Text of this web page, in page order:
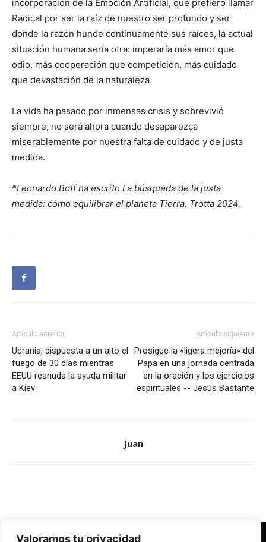
Valoramos tu privacidad
incorporación de la Emoción Artificial, que prefiero llamar
Radical por ser la raíz de nuestro ser profundo y ser
donde la razón hunde continuamente sus raíces, la actual
situación humana sería otra: imperaría más amor que
odio, más cooperación que competición, más cuidado
que devastación de la naturaleza.
La vida ha pasado por inmensas crisis y sobrevivió
siempre; no será ahora cuando desaparezca
miserablemente por nuestra falta de cuidado y de justa
medida.
*Leonardo Boff ha escrito La búsqueda de la justa
medida: cómo equilibrar el planeta Tierra, Trotta 2024.
Artículo anterior
Ucrania, dispuesta a un alto el
fuego de 30 días mientras
EEUU reanuda la ayuda militar
a Kiev
Artículo siguiente
Prosigue la «ligera mejoría» del
Papa en una jornada centrada
en la oración y los ejercicios
espirituales -- Jesús Bastante
Juan